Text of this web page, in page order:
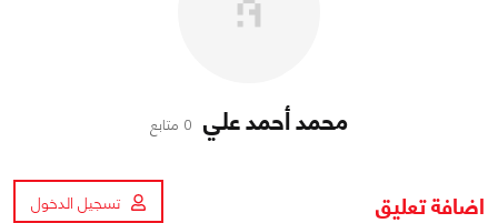
محمد أحمد علي 0 متابع
اضافة تعليق تسجيل الدخول